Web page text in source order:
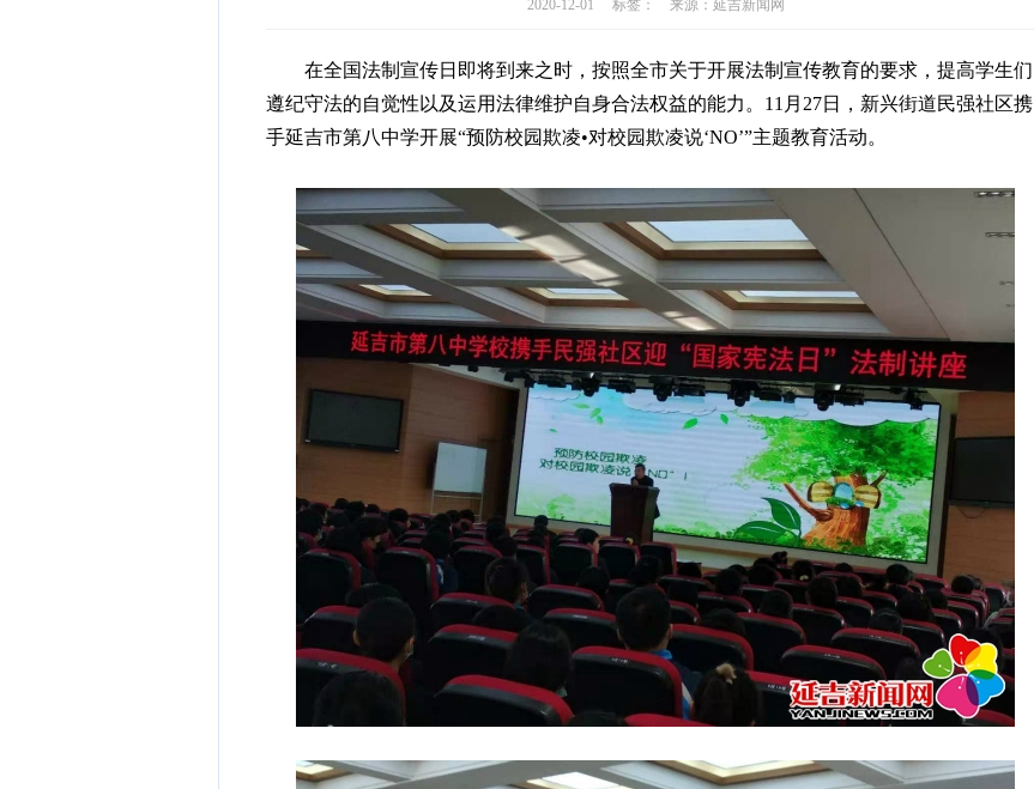
2020-12-01 标签： 来源： 延吉新闻网
在全国法制宣传日即将到来之时，按照全市关于开展法制宣传教育的要求，提高学生们
遵纪守法的自觉性以及运用法律维护自身合法权益的能力。11月27日，新兴街道民强社区携
手延吉市第八中学开展“预防校园欺凌•对校园欺凌说‘NO’”主题教育活动。